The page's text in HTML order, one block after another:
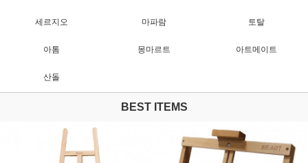
세르지오 마파람 토탈
아톰 몽마르트 아트메이트
산돌
BEST ITEMS